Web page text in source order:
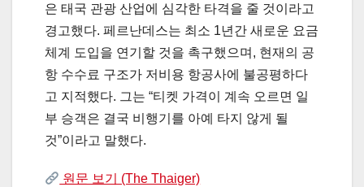
은 태국 관광 산업에 심각한 타격을 줄 것이라고
경고했다. 페르난데스는 최소 1년간 새로운 요금
체계 도입을 연기할 것을 촉구했으며, 현재의 공
항 수수료 구조가 저비용 항공사에 불공평하다
고 지적했다. 그는 “티켓 가격이 계속 오르면 일
부 승객은 결국 비행기를 아예 타지 않게 될
것”이라고 말했다.
원문 보기 (The Thaiger)